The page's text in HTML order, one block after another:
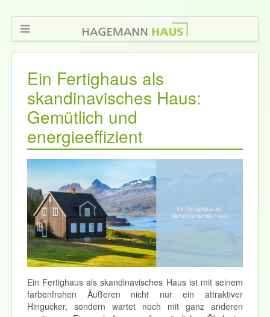
Ein Fertighaus als
skandinavisches Haus:
Gemütlich und
energieeffizient
Ein Fertighaus als skandinavisches Haus ist mit seinem
farbenfrohen Äußeren nicht nur ein attraktiver
Hingucker, sondern wartet noch mit ganz anderen